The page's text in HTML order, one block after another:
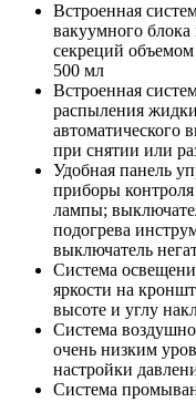
Встроенная
вакуумного
секреций
500 мл
Встроенная
распыления
автоматического
при снятии или
Удобная панель
приборы
лампы;
подогрева
выключатель
Система
яркости на
высоте и углу
Система
очень низким
настройки
Система